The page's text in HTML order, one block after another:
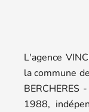
L'agence
la commune
1988,